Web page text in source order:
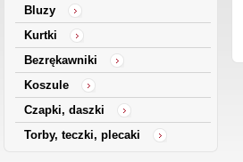
Bluzy
Kurtki
Bezrękawniki
Koszule
Czapki, daszki
Torby, teczki, plecaki